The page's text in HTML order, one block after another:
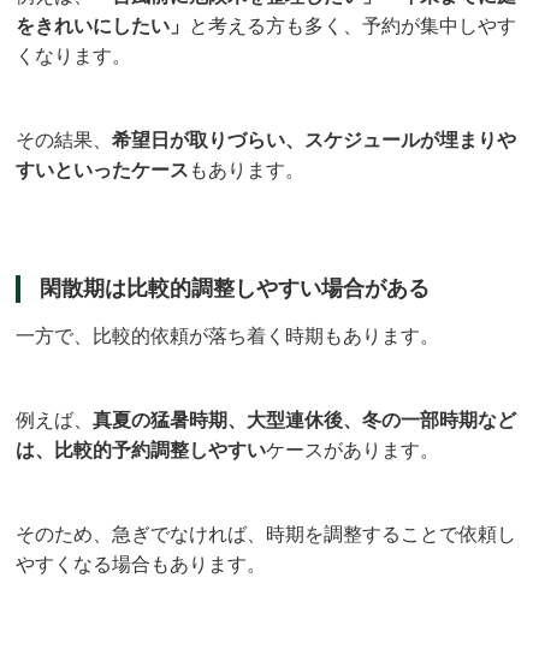
をきれいにしたい」 と考える方も多く、予約が集中しやす
くなります。
その結果、希望日が取りづらい、スケジュールが埋まりや
すいといったケース もあります。
閑散期は比較的調整しやすい場合がある
一方で、比較的依頼が落ち着く時期もあります。
例えば、真夏の猛暑時期、大型連休後、冬の一部時期など
は、比較的予約調整しやすいケースがあります。
そのため、急ぎでなければ、時期を調整することで依頼し
やすくなる場合もあります。